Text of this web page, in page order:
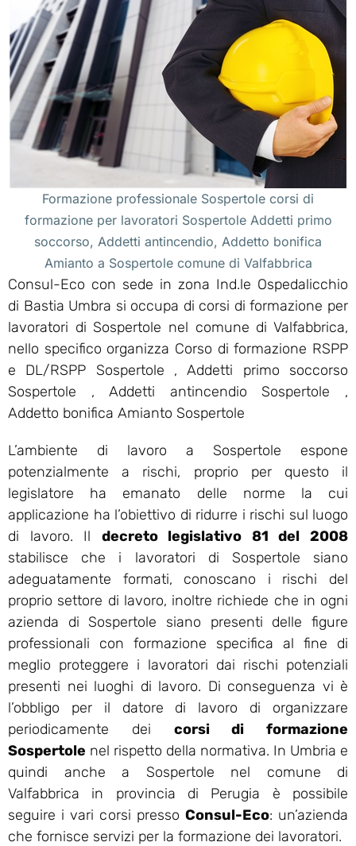
Formazione professionale Sospertole corsi di
formazione per lavoratori Sospertole Addetti primo
soccorso, Addetti antincendio, Addetto bonifica
Amianto a Sospertole comune di Valfabbrica
Consul-Eco con sede in zona Ind.le Ospedalicchio
di Bastia Umbra si occupa di corsi di formazione per
lavoratori di Sospertole nel comune di Valfabbrica,
nello specifico organizza Corso di formazione RSPP
e DL/RSPP Sospertole , Addetti primo soccorso
Sospertole , Addetti antincendio Sospertole ,
Addetto bonifica Amianto Sospertole
L’ambiente di lavoro a Sospertole espone
potenzialmente a rischi, proprio per questo il
legislatore ha emanato delle norme la cui
applicazione ha l’obiettivo di ridurre i rischi sul luogo
di lavoro. Il decreto legislativo 81 del 2008
stabilisce che i lavoratori di Sospertole siano
adeguatamente formati, conoscano i rischi del
proprio settore di lavoro, inoltre richiede che in ogni
azienda di Sospertole siano presenti delle figure
professionali con formazione specifica al fine di
meglio proteggere i lavoratori dai rischi potenziali
presenti nei luoghi di lavoro. Di conseguenza vi è
l’obbligo per il datore di lavoro di organizzare
periodicamente dei corsi di formazione
Sospertole nel rispetto della normativa. In Umbria e
quindi anche a Sospertole nel comune di
Valfabbrica in provincia di Perugia è possibile
seguire i vari corsi presso Consul-Eco: un’azienda
che fornisce servizi per la formazione dei lavoratori.